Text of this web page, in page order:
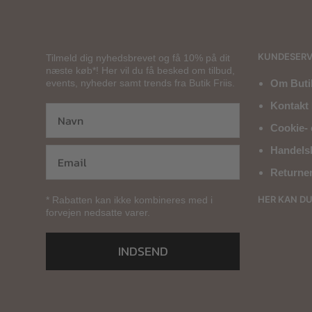
Tilmeld dig nyhedsbrevet og få 10% på dit
næste køb*! Her vil du få besked om tilbud,
events, nyheder samt trends fra Butik Friis.
* Rabatten kan ikke kombineres med i
forvejen nedsatte varer.
INDSEND
Om
Kontakt
HER KAN